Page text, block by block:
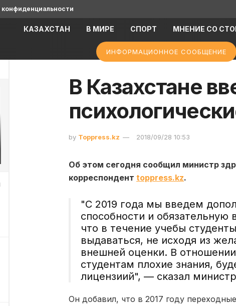
конфиденциальности
КАЗАХСТАН В МИРЕ СПОРТ МНЕНИЕ СО
ИНФОРМАЦИОННОЕ СООБЩЕНИЕ
В Казахстане
by Toppress.kz 2018/09/28 10:53
Об этом сегодня сообщил министр
корреспондент toppress.kz.
"С 2019 года мы введем
способности и
что в течение учебы
выдаваться, не исходя из
внешней оценки. В
студентам плохие знания,
лицензиий", — сказал
Он добавил, что в 2017 году